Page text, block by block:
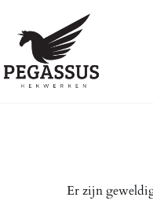
inhoud
Er zijn